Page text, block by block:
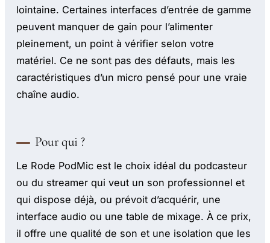
lointaine. Certaines interfaces d’entrée de gamme
peuvent manquer de gain pour l’alimenter
pleinement, un point à vérifier selon votre
matériel. Ce ne sont pas des défauts, mais les
caractéristiques d’un micro pensé pour une vraie
chaîne audio.
Pour qui ?
Le Rode PodMic est le choix idéal du podcasteur
ou du streamer qui veut un son professionnel et
qui dispose déjà, ou prévoit d’acquérir, une
interface audio ou une table de mixage. À ce prix,
il offre une qualité de son et une isolation que les